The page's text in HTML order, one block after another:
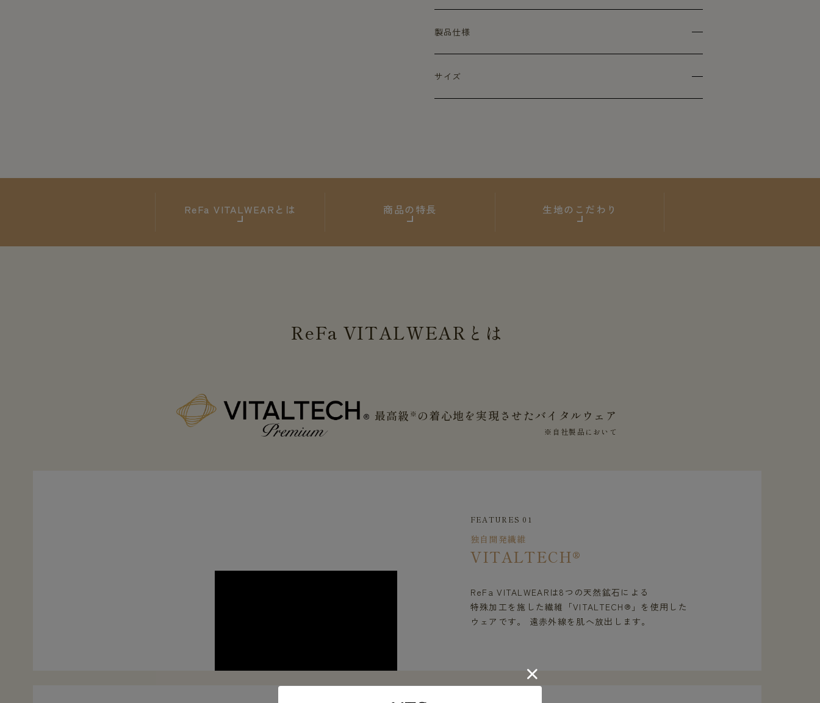
製品仕様
サイズ
ReFaVITALWEARとは 商品の特長 生地のこだわり
ReFa VITALWEAR とは
最高級 ※ の着心地を実現させたバイタルウェア
※自社製品において
FEATURES 01
独自開発繊維
VITALTECH®
ReFa VITALWEARは8つの天然鉱石による
特殊加工を施した繊維「VITALTECH®」を使用した
ウェアです。 遠赤外線を肌へ放出します。